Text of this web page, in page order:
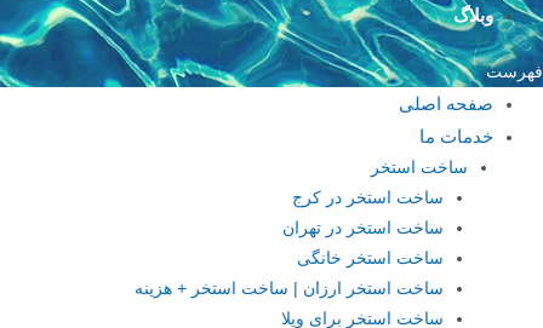
وبلاگ
فهرست
صفحه اصلی
خدمات ما
ساخت استخر
ساخت استخر در کرج
ساخت استخر در تهران
ساخت استخر خانگی
ساخت استخر ارزان | ساخت استخر + هزینه
ساخت استخر برای ویلا